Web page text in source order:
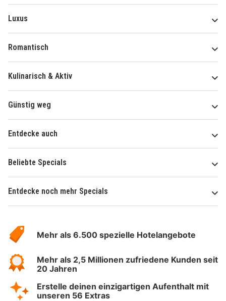
Luxus
Romantisch
Kulinarisch & Aktiv
Günstig weg
Entdecke auch
Beliebte Specials
Entdecke noch mehr Specials
Hotelspecials
Mehr als 6.500 spezielle Hotelangebote
Mehr als 2,5 Millionen zufriedene Kunden seit
20 Jahren
Erstelle deinen einzigartigen Aufenthalt mit
unseren 56 Extras